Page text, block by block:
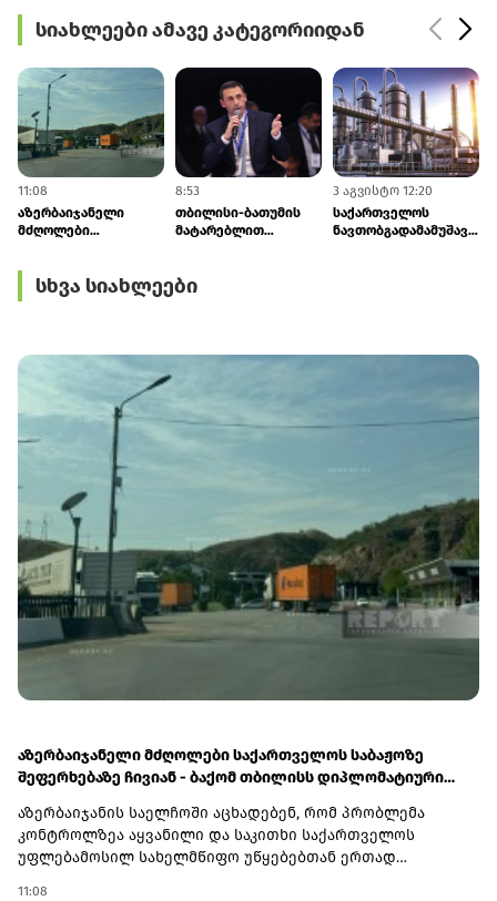
სიახლეები ამავე კატეგორიიდან
11:08
აზერბაიჯანელი
მძღოლები
შეფერხებაზე ჩივიან
- ბაქომ თბილისს
8:53
თბილისი-ბათუმის
მატარებლით
ლაშა აბაშიძე
3 აგვისტო 12:20
საქართველოს
სხვა სიახლეები
აზერბაიჯანელი მძღოლები საქართველოს საბაჟოზე
შეფერხებაზე ჩივიან - ბაქომ თბილისს დიპლომატიური
აზერბაიჯანის საელჩოში აცხადებენ, რომ პრობლემა
კონტროლზეა აყვანილი და საკითხი საქართველოს
უფლებამოსილ სახელმწიფო უწყებებთან ერთად
11:08